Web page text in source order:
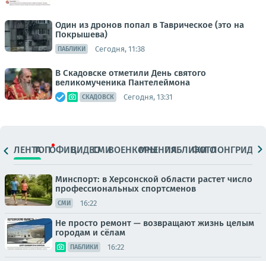
Один из дронов попал в Таврическое (это на
Покрышева)
ПАБЛИКИ Сегодня, 11:38
В Скадовске отметили День святого
великомученика Пантелеймона
СКАДОВСК Сегодня, 13:31
ЛЕНТАТОПОФИЦ.ВИДЕОСМИВОЕНКОРЫМНЕНИЯПАБЛИКИ
ФОТОЛОНГРИДЫ
Минспорт: в Херсонской области растет число
профессиональных спортсменов
СМИ 16:22
Не просто ремонт — возвращают жизнь целым
городам и сёлам
ПАБЛИКИ 16:22